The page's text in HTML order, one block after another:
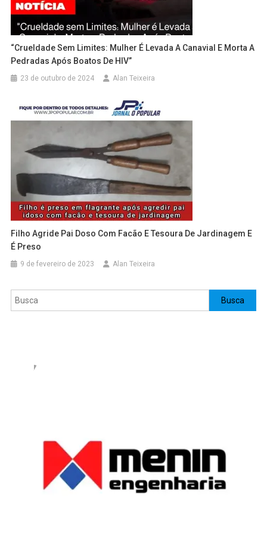
“Crueldade Sem Limites: Mulher É Levada A Canavial E Morta A
Pedradas Após Boatos De HIV”
23 de outubro de 2024 Alan Teixeira
Filho Agride Pai Doso Com Facão E Tesoura De Jardinagem E
É Preso
9 de fevereiro de 2023 Alan Teixeira
Pesquisar Busca